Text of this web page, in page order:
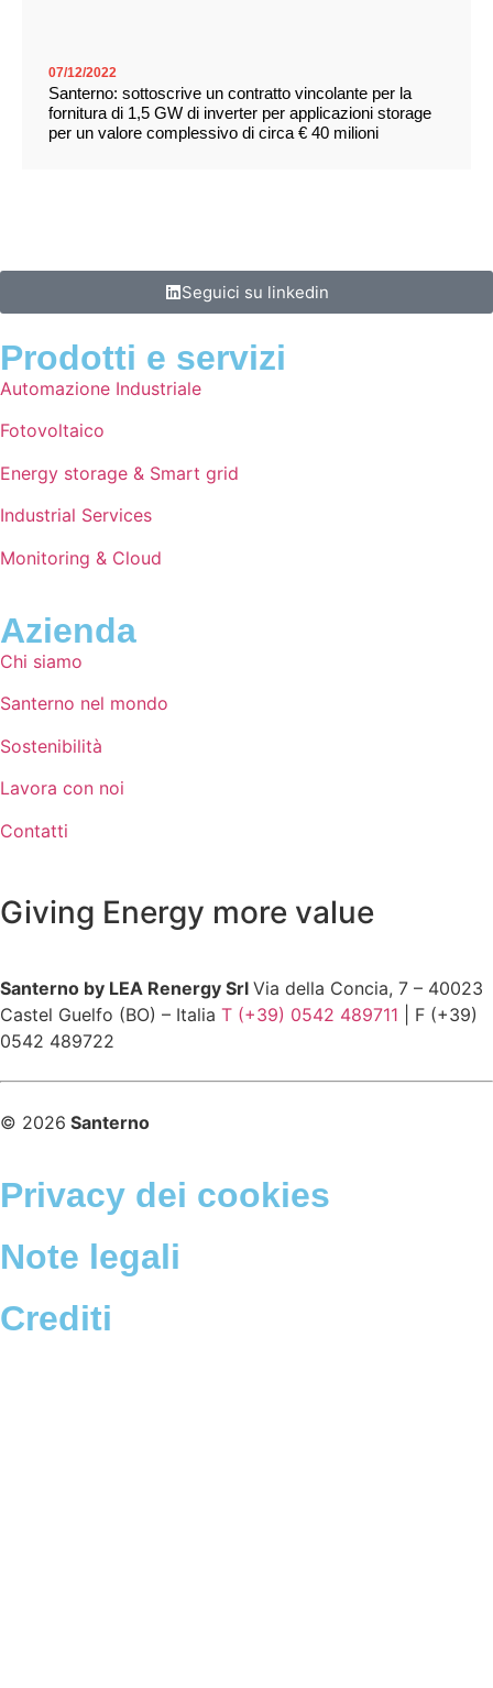
07/12/2022
Santerno: sottoscrive un contratto vincolante per la
fornitura di 1,5 GW di inverter per applicazioni storage
per un valore complessivo di circa € 40 milioni
Seguici su linkedin
Prodotti e servizi
Automazione Industriale
Fotovoltaico
Energy storage & Smart grid
Industrial Services
Monitoring & Cloud
Azienda
Chi siamo
Santerno nel mondo
Sostenibilità
Lavora con noi
Contatti
Giving Energy more value
Santerno by LEA Renergy Srl Via della Concia, 7 – 40023
Castel Guelfo (BO) – Italia T (+39) 0542 489711 | F (+39)
0542 489722
© 2026 Santerno
Privacy dei cookies
Note legali
Crediti